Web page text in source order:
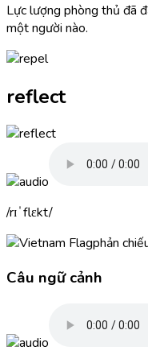
Lực lượng phòng thủ đã
một người nào.
reflect
rɪˈflɛkt
phản
Câu ngữ cảnh